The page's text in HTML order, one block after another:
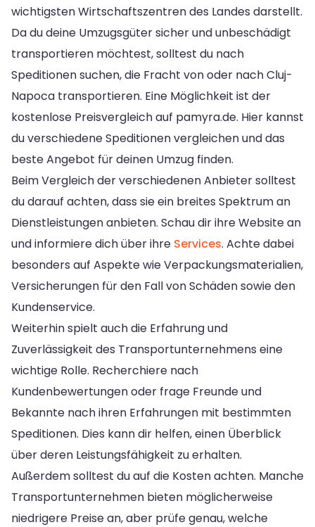
wichtigsten Wirtschaftszentren des Landes darstellt.
Da du deine Umzugsgüter sicher und unbeschädigt
transportieren möchtest, solltest du nach
Speditionen suchen, die Fracht von oder nach Cluj-
Napoca transportieren. Eine Möglichkeit ist der
kostenlose Preisvergleich auf pamyra.de. Hier kannst
du verschiedene Speditionen vergleichen und das
beste Angebot für deinen Umzug finden.
Beim Vergleich der verschiedenen Anbieter solltest
du darauf achten, dass sie ein breites Spektrum an
Dienstleistungen anbieten. Schau dir ihre Website an
und informiere dich über ihre Services. Achte dabei
besonders auf Aspekte wie Verpackungsmaterialien,
Versicherungen für den Fall von Schäden sowie den
Kundenservice.
Weiterhin spielt auch die Erfahrung und
Zuverlässigkeit des Transportunternehmens eine
wichtige Rolle. Recherchiere nach
Kundenbewertungen oder frage Freunde und
Bekannte nach ihren Erfahrungen mit bestimmten
Speditionen. Dies kann dir helfen, einen Überblick
über deren Leistungsfähigkeit zu erhalten.
Außerdem solltest du auf die Kosten achten. Manche
Transportunternehmen bieten möglicherweise
niedrigere Preise an, aber prüfe genau, welche